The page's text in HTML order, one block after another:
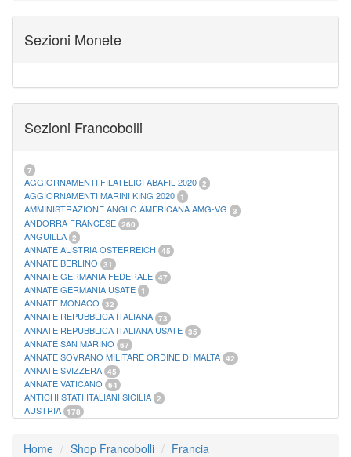
ALBUM PER CARTAMONETA 1
CARTELLE FILATELICHE MARINI
21
FOGLI FILATELICI VATICANO 37
FOGLI MARINI PERIODI SEPARATI VATICANO
MATERIALE FILATELICO MARINI 33
RACCOGLITORI XL
Sezioni Monete
Sezioni Francobolli
7
AGGIORNAMENTI FILATELICI ABAFIL 2020 2
AGGIORNAMENTI MARINI KING 2020 1
AMMINISTRAZIONE ANGLO AMERICANA AMG-VG 3
ANDORRA FRANCESE 260
ANGUILLA 2
ANNATE AUSTRIA OSTERREICH 45
ANNATE BERLINO 31
ANNATE GERMANIA FEDERALE 47
ANNATE GERMANIA USATE 1
ANNATE MONACO 32
ANNATE REPUBBLICA ITALIANA 73
ANNATE REPUBBLICA ITALIANA USATE 35
ANNATE SAN MARINO 67
ANNATE SOVRANO MILITARE ORDINE DI MALTA 42
ANNATE SVIZZERA 45
ANNATE VATICANO 64
ANTICHI STATI ITALIANI SICILIA 2
AUSTRIA 178
CASTELROSSO 10
Home Shop Francobolli
Francia